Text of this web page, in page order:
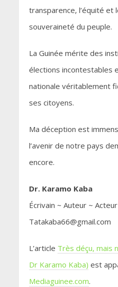
transparence, l’équité et
souveraineté du peuple.
La Guinée mérite des
élections incontestables
nationale véritablement
ses citoyens.
Ma déception est
l’avenir de notre pays
encore.
Dr. Karamo Kaba
Écrivain ~ Auteur ~
Tatakaba66@gmail.com
L’article Très déçu, mais
Dr Karamo Kaba) est
Mediaguinee.com.